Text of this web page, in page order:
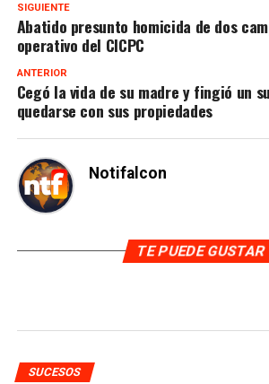
SIGUIENTE
Abatido presunto homicida de dos
operativo del CICPC
ANTERIOR
Cegó la vida de su madre y fingió un
quedarse con sus propiedades
Notifalcon
TE PUEDE GUSTAR
SUCESOS